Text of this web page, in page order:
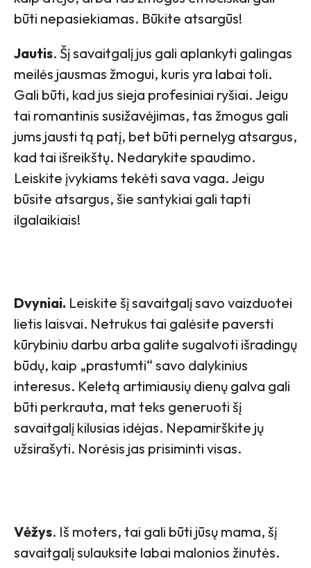
būti nepasiekiamas. Būkite atsargūs!
Jautis. Šį savaitgalį jus gali aplankyti galingas
meilės jausmas žmogui, kuris yra labai toli.
Gali būti, kad jus sieja profesiniai ryšiai. Jeigu
tai romantinis susižavėjimas, tas žmogus gali
jums jausti tą patį, bet būti pernelyg atsargus,
kad tai išreikštų. Nedarykite spaudimo.
Leiskite įvykiams tekėti sava vaga. Jeigu
būsite atsargus, šie santykiai gali tapti
ilgalaikiais!
Dvyniai. Leiskite šį savaitgalį savo vaizduotei
lietis laisvai. Netrukus tai galėsite paversti
kūrybiniu darbu arba galite sugalvoti išradingų
būdų, kaip „prastumti“ savo dalykinius
interesus. Keletą artimiausių dienų galva gali
būti perkrauta, mat teks generuoti šį
savaitgalį kilusias idėjas. Nepamirškite jų
užsirašyti. Norėsis jas prisiminti visas.
Vėžys. Iš moters, tai gali būti jūsų mama, šį
savaitgalį sulauksite labai malonios žinutės.